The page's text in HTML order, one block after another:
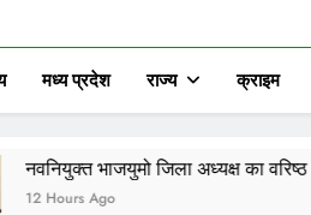
Yug
मध्य प्रदेश राज्य क्राइम
अध्यक्ष का वरिष्ठ नेतृत्व के सान्निध्य